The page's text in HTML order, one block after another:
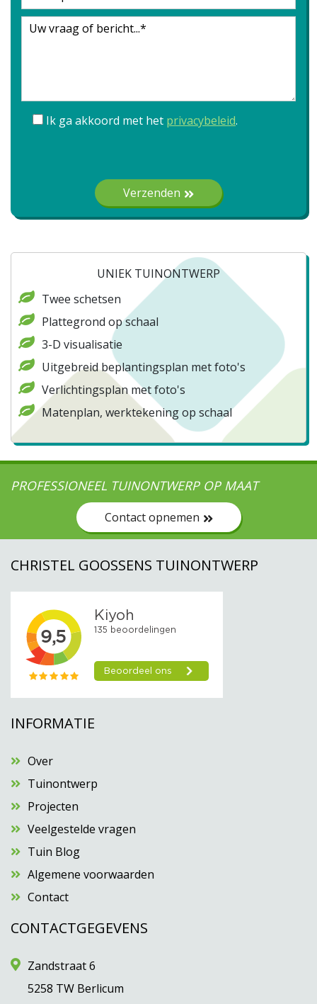
Ik ga akkoord met het privacybeleid.
Verzenden
UNIEK TUINONTWERP
Twee schetsen
Plattegrond op schaal
3-D visualisatie
Uitgebreid beplantingsplan met foto's
Verlichtingsplan met foto's
Matenplan, werktekening op schaal
PROFESSIONEEL TUINONTWERP OP MAAT
Contact opnemen
CHRISTEL GOOSSENS TUINONTWERP
INFORMATIE
Over
Tuinontwerp
Projecten
Veelgestelde vragen
Tuin Blog
Algemene voorwaarden
Contact
CONTACTGEGEVENS
Zandstraat 6
5258 TW Berlicum